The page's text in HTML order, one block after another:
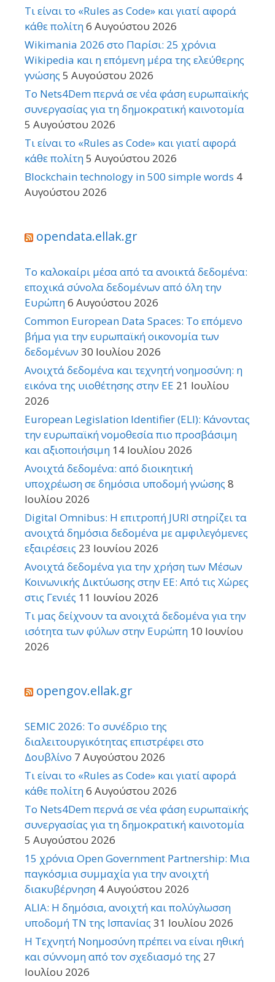
Τι είναι το «Rules as Code» και γιατί αφορά
κάθε πολίτη6 Αυγούστου 2026
Wikimania 2026 στο Παρίσι: 25 χρόνια
Wikipedia και η επόμενη μέρα της ελεύθερης
γνώσης 5 Αυγούστου 2026
Το Nets4Dem περνά σε νέα φάση ευρωπαϊκής
συνεργασίας για τη δημοκρατική καινοτομία
5 Αυγούστου 2026
Τι είναι το «Rules as Code» και γιατί αφορά
κάθε πολίτη5 Αυγούστου 2026
Blockchain technology in 500 simple words 4
Αυγούστου 2026
opendata.ellak.gr
Το καλοκαίρι μέσα από τα ανοικτά δεδομένα:
εποχικά σύνολα δεδομένων από όλη την
Ευρώπη6 Αυγούστου 2026
Common European Data Spaces: Το επόμενο
βήμα για την ευρωπαϊκή οικονομία των
δεδομένων 30 Ιουλίου 2026
Ανοιχτά δεδομένα και τεχνητή νοημοσύνη: η
εικόνα της υιοθέτησης στην ΕΕ 21 Ιουλίου
2026
European Legislation Identifier (ELI): Κάνοντας
την ευρωπαϊκή νομοθεσία πιο προσβάσιμη
και αξιοποιήσιμη 14 Ιουλίου 2026
Ανοιχτά δεδομένα: από διοικητική
υποχρέωση σε δημόσια υποδομή γνώσης 8
Ιουλίου 2026
Digital Omnibus: Η επιτροπή JURI στηρίζει τα
ανοιχτά δημόσια δεδομένα με αμφιλεγόμενες
εξαιρέσεις 23 Ιουνίου 2026
Ανοιχτά δεδομένα για την χρήση των Μέσων
Κοινωνικής Δικτύωσης στην ΕΕ: Από τις Χώρες
στις Γενιές 11 Ιουνίου 2026
Τι μας δείχνουν τα ανοιχτά δεδομένα για την
ισότητα των φύλων στην Ευρώπη 10 Ιουνίου
2026
opengov.ellak.gr
SEMIC 2026: Το συνέδριο της
διαλειτουργικότητας επιστρέφει στο
Δουβλίνο 7 Αυγούστου 2026
Τι είναι το «Rules as Code» και γιατί αφορά
κάθε πολίτη6 Αυγούστου 2026
Το Nets4Dem περνά σε νέα φάση ευρωπαϊκής
συνεργασίας για τη δημοκρατική καινοτομία
5 Αυγούστου 2026
15 χρόνια Open Government Partnership: Μια
παγκόσμια συμμαχία για την ανοιχτή
διακυβέρνηση 4 Αυγούστου 2026
ALIA: Η δημόσια, ανοιχτή και πολύγλωσση
υποδομή ΤΝ της Ισπανίας 31 Ιουλίου 2026
Η Τεχνητή Νοημοσύνη πρέπει να είναι ηθική
και σύννομη από τον σχεδιασμό της 27
Ιουλίου 2026